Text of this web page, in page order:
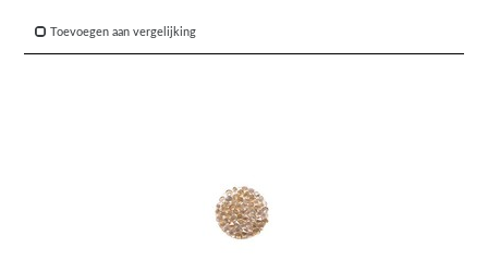
Toevoegen aan vergelijking